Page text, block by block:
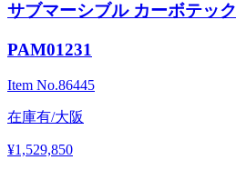
サブマーシブル カーボテック
PAM01231
Item No.86445
在庫有/大阪
¥1,529,850